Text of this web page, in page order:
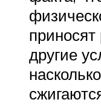
приносят
другие